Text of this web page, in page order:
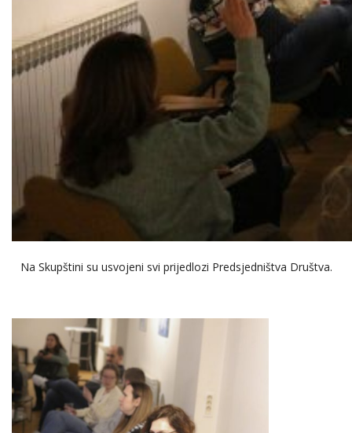
Na Skupštini su usvojeni svi prijedlozi Predsjedništva Društva.